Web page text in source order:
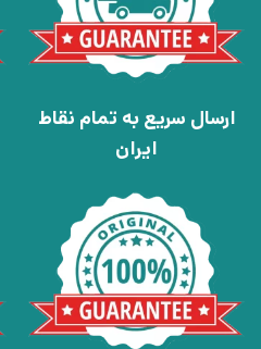
ارسال سریع به تمام نقاط
ایران